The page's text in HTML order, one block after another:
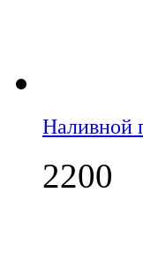
Наливной
2200